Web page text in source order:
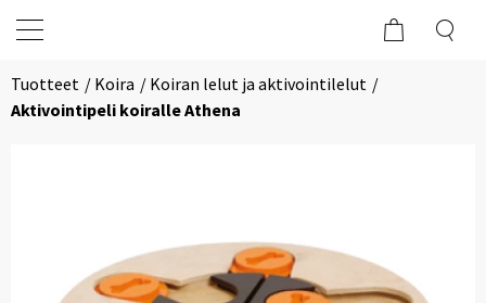
Tuotteet Koira
Koiran lelut ja aktivointilelut
Aktivointipeli koiralle Athena